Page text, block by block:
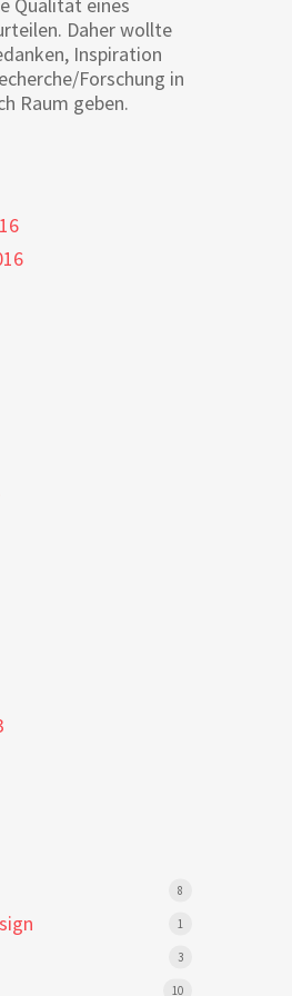
Daher wollte
Inspiration
Forschung in
Raum geben.
8
1
3
10